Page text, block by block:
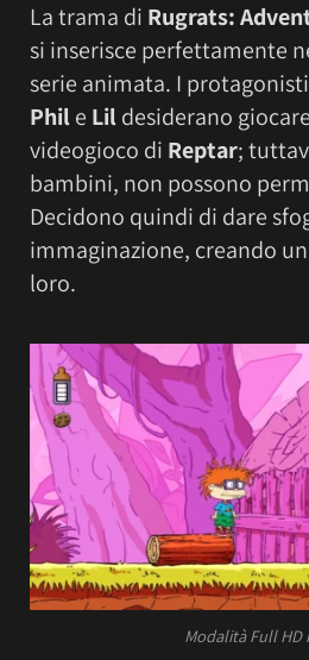
La trama di Rugrats:
si inserisce perfettamente
serie animata. I protagonisti
Phile Lildesiderano
videogioco di Reptar;
bambini, non possono
Decidono quindi di dare
immaginazione, creando
loro.
Modalità Full HD